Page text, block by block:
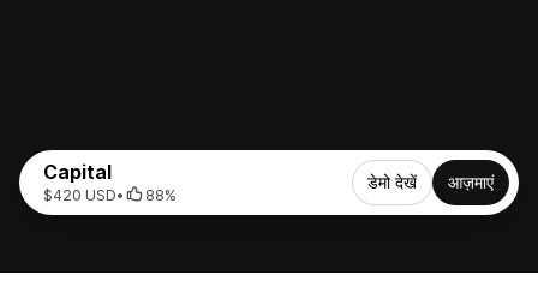
Capital
$420 USD• 88%
डेमो देखें आज़माएं